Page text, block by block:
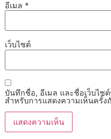
อีเมล *
เว็บไซต์
บันทึกชื่อ, อีเมล และชื่อเว็บไซ
สำหรับการแสดงความเห็นครั้ง